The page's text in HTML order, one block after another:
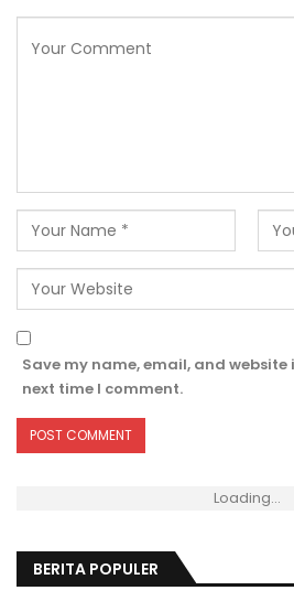
Save my name, email, and
next time I comment.
Loading...
BERITA POPULER